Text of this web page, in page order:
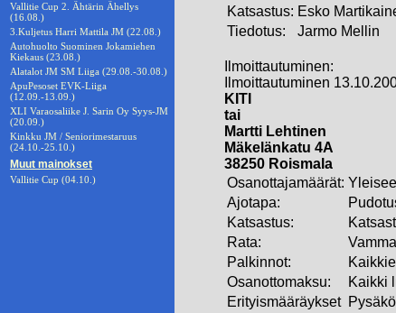
Vallitie Cup 2. Ähtärin Ähellys
(16.08.)
3.Kuljetus Harri Mattila JM (22.08.)
Autohuolto Suominen Jokamiehen
Kiekaus (23.08.)
Alatalot JM SM Liiga (29.08.-30.08.)
ApuPesoset EVK-Liiga
(12.09.-13.09.)
XLI Varaosaliike J. Sarin Oy Syys-JM
(20.09.)
Kinkku JM / Seniorimestaruus
(24.10.-25.10.)
Muut mainokset
Vallitie Cup (04.10.)
Katsastus: Esko
Tiedotus:
Jarmo Mellin
Ilmoittautuminen:
Ilmoittautuminen
KITI
tai
Martti Lehtinen
Mäkelänkatu 4A
38250 Roismala
Osanottajamäärät:
Ajotapa:
Katsastus:
Rata:
Palkinnot:
Osanottomaksu:
Kaikki
Erityismääräykset